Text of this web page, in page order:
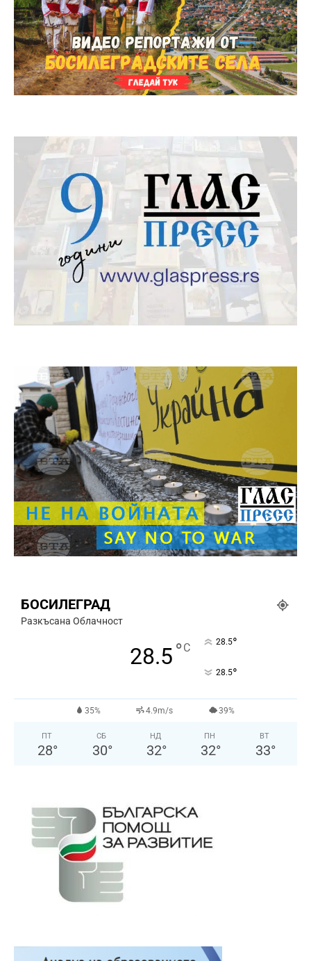
БОСИЛЕГРАД
Разкъсана Облачност
28.5°C 28.5°
28.5°
35% 4.9m/s 39%
ПТ
28°
СБ
30°
НД
32°
ПН
32°
ВТ
33°